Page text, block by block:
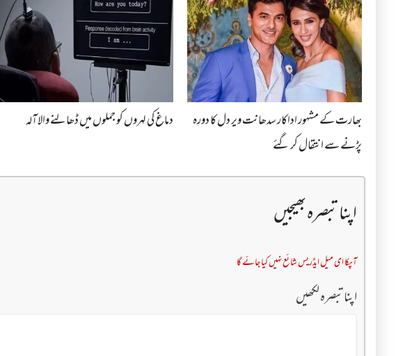
بھارت کے مشہور اداکار سدھانت ویر دل کا دورہ
پڑنے سے انتقال کر گئے
دماغ کی لہروں کو جملوں میں ڈھالنے والا آلہ
اپنا تبصرہ بھیجیں
آپکا ای میل ایڈریس شائع نہیں کیا جائے گا
اپنا تبصرہ لکھیں